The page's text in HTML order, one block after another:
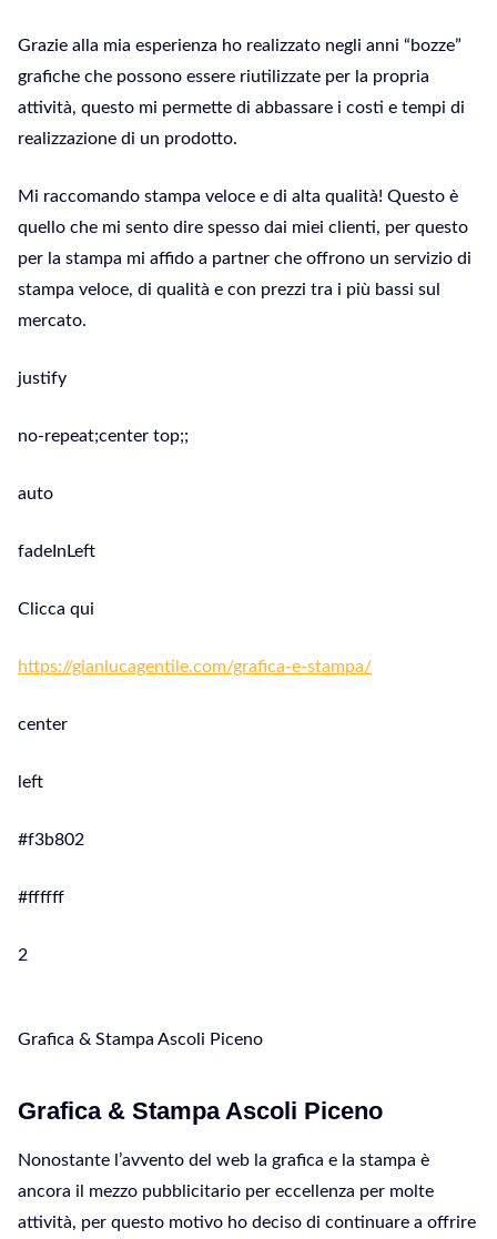
Grazie alla mia esperienza ho realizzato negli anni “bozze”
grafiche che possono essere riutilizzate per la propria
attività, questo mi permette di abbassare i costi e tempi di
realizzazione di un prodotto.
Mi raccomando stampa veloce e di alta qualità! Questo è
quello che mi sento dire spesso dai miei clienti, per questo
per la stampa mi affido a partner che offrono un servizio di
stampa veloce, di qualità e con prezzi tra i più bassi sul
mercato.
justify
no-repeat;center top;;
auto
fadeInLeft
Clicca qui
https://gianlucagentile.com/grafica-e-stampa/
center
left
#f3b802
#ffffff
2
Grafica & Stampa Ascoli Piceno
Grafica & Stampa Ascoli Piceno
Nonostante l’avvento del web la grafica e la stampa è
ancora il mezzo pubblicitario per eccellenza per molte
attività, per questo motivo ho deciso di continuare a offrire